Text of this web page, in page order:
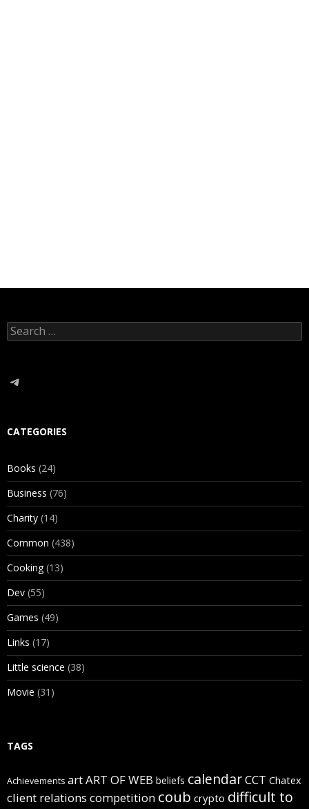
Search
for:
Telegram
CATEGORIES
Books (24)
Business (76)
Charity (14)
Common (438)
Cooking(13)
Dev (55)
Games (49)
Links (17)
Little science (38)
Movie (31)
TAGS
Achievements artART OF WEB beliefs calendarCCT Chatex
client relations competition coub crypto difficult to